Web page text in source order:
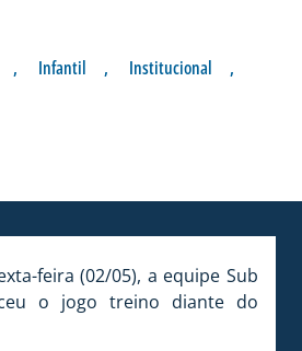
, Infantil , Institucional
,
feira (02/05), a equipe Sub
o jogo treino diante do